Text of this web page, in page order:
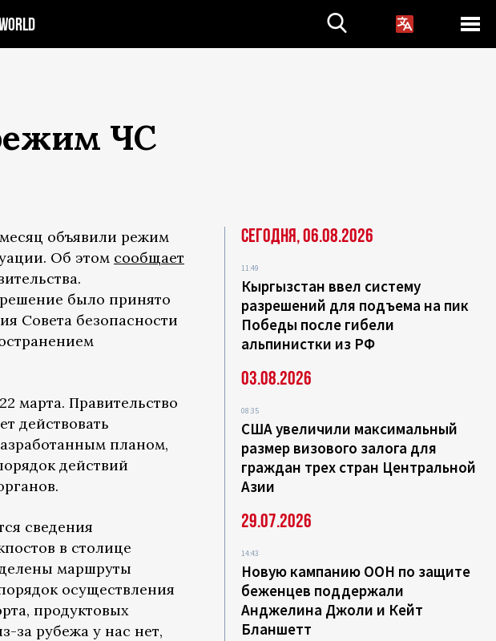
ЧС
объявили режим
Об этом сообщает
было принято
Совета безопасности
марта. Правительство
действовать
планом,
действий
сведения
в столице
маршруты
осуществления
продуктовых
за рубежа у нас нет,
Сегодня, 06.08.2026
11:49
Кыргызстан ввел систему
разрешений для подъема на пик
Победы после гибели
альпинистки из РФ
03.08.2026
08:35
США увеличили максимальный
размер визового залога для
граждан трех стран Центральной
Азии
29.07.2026
14:43
Новую кампанию ООН по защите
беженцев поддержали
Анджелина Джоли и Кейт
Бланшетт